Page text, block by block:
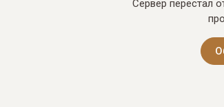
Сервер перестал